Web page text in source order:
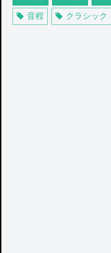
音程
クラシック